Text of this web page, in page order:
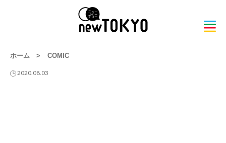
ホーム > COMIC
2020.08.03